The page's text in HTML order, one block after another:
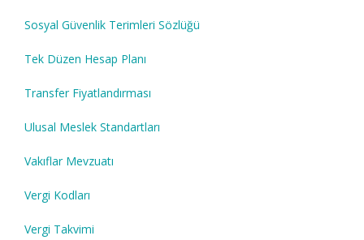
Sosyal Güvenlik Terimleri Sözlüğü
Tek Düzen Hesap Planı
Transfer Fiyatlandırması
Ulusal Meslek Standartları
Vakıflar Mevzuatı
Vergi Kodları
Vergi Takvimi